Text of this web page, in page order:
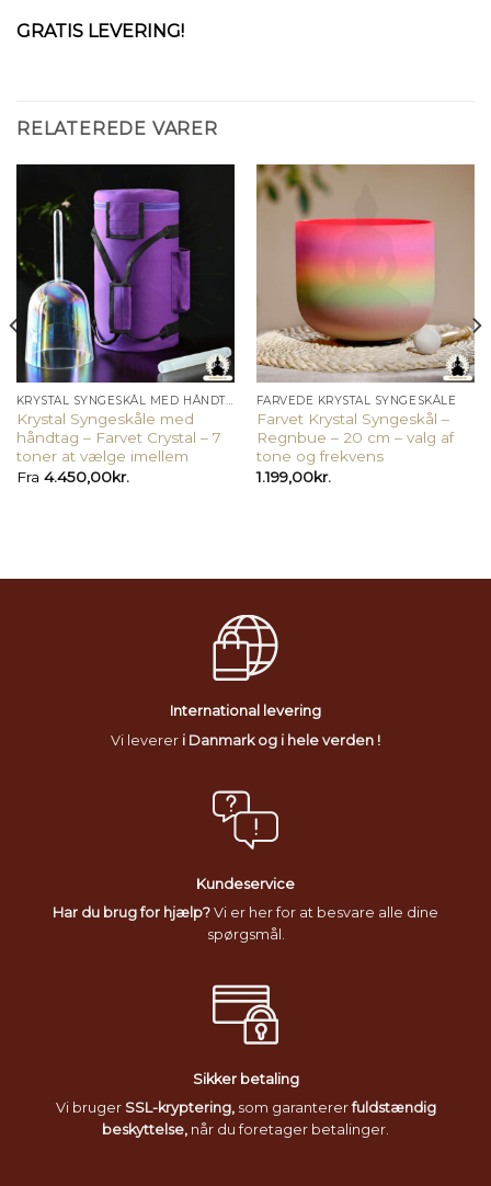
GRATIS LEVERING!
RELATEREDE VARER
KRYSTAL SYNGESKÅL MED HÅNDTAG
Krystal Syngeskåle med
håndtag – Farvet Crystal – 7
toner at vælge imellem
Fra 4.450,00kr.
FARVEDE KRYSTAL SYNGESKÅLE
Farvet Krystal Syngeskål –
Regnbue – 20 cm – valg af
tone og frekvens
1.199,00kr.
International levering
Vi leverer i Danmark og i hele verden !
Kundeservice
Har du brug for hjælp? Vi er her for at besvare alle dine
spørgsmål.
Sikker betaling
Vi bruger SSL-kryptering,som garantererfuldstændig
beskyttelse, når du foretager betalinger.